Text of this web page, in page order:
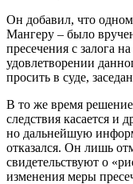
Он добавил, что
Мангеру – было
пресечения с залога
удовлетворении
просить в суде,
В то же время
следствия касается и
но дальнейшую
отказался. Он лишь
свидетельствуют о
изменения меры